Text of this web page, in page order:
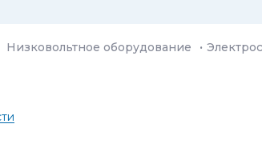
Низковольтное оборудование ·